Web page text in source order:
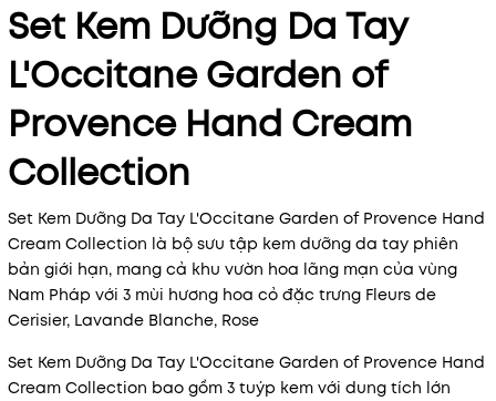
Mã khuyến mãi:
Điều kiện:
Set Kem Dưỡng Da Tay
L'Occitane Garden of
Provence Hand Cream
Collection
Set Kem Dưỡng Da Tay L'Occitane Garden of Provence Hand
Cream Collection là bộ sưu tập kem dưỡng da tay phiên
bản giới hạn, mang cả khu vườn hoa lãng mạn của vùng
Nam Pháp với 3 mùi hương hoa cỏ đặc trưng Fleurs de
Cerisier, Lavande Blanche, Rose
Set Kem Dưỡng Da Tay L'Occitane Garden of Provence Hand
Cream Collection bao gồm 3 tuýp kem với dung tích lớn